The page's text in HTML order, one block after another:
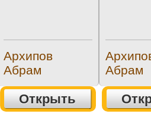
Архипов
Абрам
Открыть
Абрам